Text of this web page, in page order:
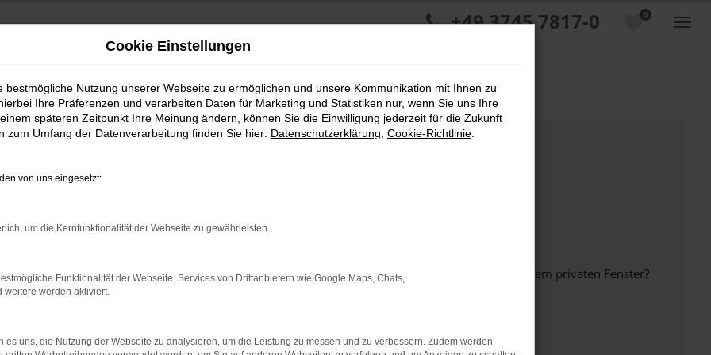
0
+49 3745 7817-0
bestimmter Seiten verhindern. Funktioniert die Seite in einem anderen Browser oder in einem privaten Fenster?
beheben.
auf dem neuesten Stand sind.
Cookie Einstellungen
bestmögliche Nutzung unserer Webseite zu ermöglichen und unsere Kommunikation mit Ihnen zu
Ihre Präferenzen und verarbeiten Daten für Marketing und Statistiken nur, wenn Sie uns Ihre
späteren Zeitpunkt Ihre Meinung ändern, können Sie die Einwilligung jederzeit für die Zukunft
zum Umfang der Datenverarbeitung finden Sie hier: Datenschutzerklärung Cookie-Richtlinie
von uns eingesetzt:
um die Kernfunktionalität der Webseite zu gewährleisten.
Funktionalität der Webseite. Services von Drittanbietern wie Google Maps, Chats,
weitere werden aktiviert.
es uns, die Nutzung der Webseite zu analysieren, um die Leistung zu messen und zu verbessern. Zudem werden